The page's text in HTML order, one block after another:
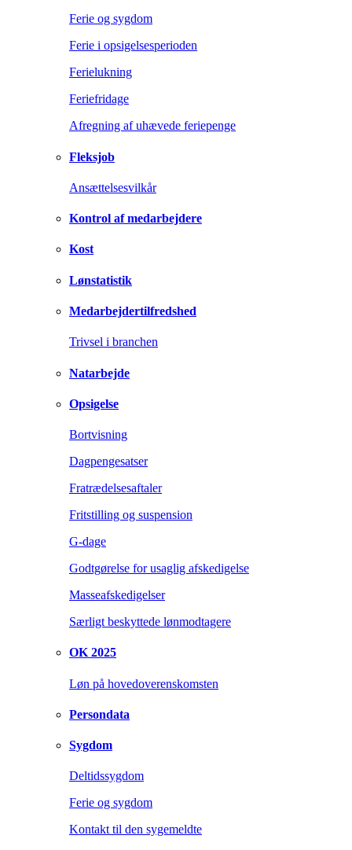
Ferie og sygdom
Ferie i opsigelsesperioden
Ferielukning
Feriefridage
Afregning af uhævede feriepenge
Fleksjob
Ansættelsesvilkår
Kontrol af medarbejdere
Kost
Lønstatistik
Medarbejdertilfredshed
Trivsel i branchen
Natarbejde
Opsigelse
Bortvisning
Dagpengesatser
Fratrædelsesaftaler
Fritstilling og suspension
G-dage
Godtgørelse for usaglig afskedigelse
Masseafskedigelser
Særligt beskyttede lønmodtagere
OK 2025
Løn på hovedoverenskomsten
Persondata
Sygdom
Deltidssygdom
Ferie og sygdom
Kontakt til den sygemeldte